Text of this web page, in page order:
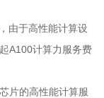
由于高性能计算设
A100计算力服务费
片的高性能计算服